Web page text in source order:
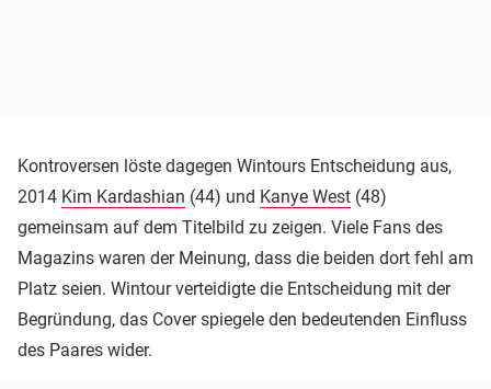
Kontroversen löste dagegen Wintours Entscheidung aus,
2014 Kim Kardashian (44) und Kanye West (48)
gemeinsam auf dem Titelbild zu zeigen. Viele Fans des
Magazins waren der Meinung, dass die beiden dort fehl am
Platz seien. Wintour verteidigte die Entscheidung mit der
Begründung, das Cover spiegele den bedeutenden Einfluss
des Paares wider.